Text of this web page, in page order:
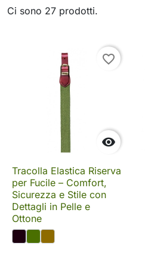
Ci sono 27 prodotti.

favorite_border
Tracolla Elastica Riserva
per Fucile – Comfort,
Sicurezza e Stile con
Dettagli in Pelle e
Ottone